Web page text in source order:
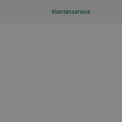
Klantenservice